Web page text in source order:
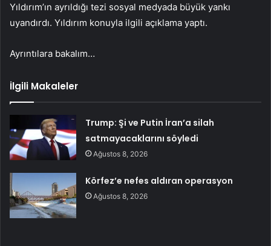
Yıldırım’ın ayrıldığı tezi sosyal medyada büyük yankı
uyandırdı. Yıldırım konuyla ilgili açıklama yaptı.
Ayrıntılara bakalım…
İlgili Makaleler
Trump: Şi ve Putin İran’a silah
satmayacaklarını söyledi
Ağustos 8, 2026
Körfez’e nefes aldıran operasyon
Ağustos 8, 2026